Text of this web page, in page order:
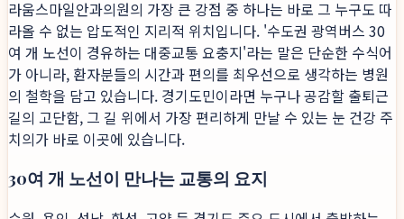
라움스마일안과의원의 가장 큰 강점 중 하나는 바로 그 누구도 따
라올 수 없는 압도적인 지리적 위치입니다. '수도권 광역버스 30
여 개 노선이 경유하는 대중교통 요충지'라는 말은 단순한 수식어
가 아니라, 환자분들의 시간과 편의를 최우선으로 생각하는 병원
의 철학을 담고 있습니다. 경기도민이라면 누구나 공감할 출퇴근
길의 고단함, 그 길 위에서 가장 편리하게 만날 수 있는 눈 건강 주
치의가 바로 이곳에 있습니다.
30여 개 노선이 만나는 교통의 요지